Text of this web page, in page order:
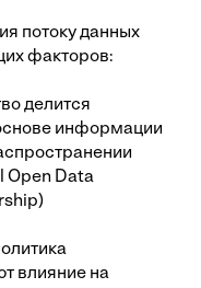
потоку данных
факторов:
делится
информации
Open Data
влияние на